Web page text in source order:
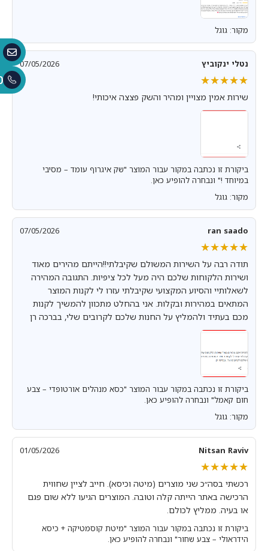
מקור: גוגל
נטלי ינקוביץ 07/05/2026
★★★★★
★★★★★
שירות אמין מצויין ומהיר והשק פצצה איכותי!
ביקורת זו נכתבה במקור עבור המוצר "שק איגרוף עומד – מסיבי
במיוחד !" ונבחרה להופיע כאן.
מקור: גוגל
ran saado
07/05/2026
★★★★★
★★★★★
תודה רבה על השירות המשולם שקיבלתי!!הייתם מהירים מאוד
ושירות הלקוחות שלכם היה מעל לכל ציפיות. התגובה המהירה
לשאלותיי והסיוע המקצועי שקיבלתי עזרו לי לקנות המוצר
המתאים במהירות ובקלות. אני בהחלט מתכוון להמשיך לקנות
מכם בעתיד ולהמליץ על החנות שלכם לקרובים שלי, בברכה רן
ביקורת זו נכתבה במקור עבור המוצר "כסא מנהלים אורטופדי – צבע
חום קאמל" ונבחרה להופיע כאן.
מקור: גוגל
Nitsan Raviv
01/05/2026
★★★★★
★★★★★
רכשתי בסה״כ שני מוצרים (מיטה וכיסא). חייב לציין שחווית
הרכישה באתר הייתה קלה וטובה. המוצרים הגיעו ללא שום פגם
או בעיה. ממליץ לכולם.
ביקורת זו נכתבה במקור עבור המוצר "מיטת קוסמטיקה + כיסא
הידראולי – צבע שחור" ונבחרה להופיע כאן.